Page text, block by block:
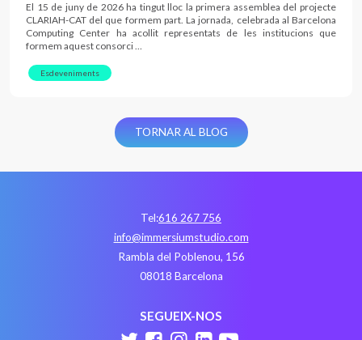
El 15 de juny de 2026 ha tingut lloc la primera assemblea del projecte
CLARIAH-CAT del que formem part. La jornada, celebrada al Barcelona
Computing Center ha acollit representats de les institucions que
formem aquest consorci …
Esdeveniments
TORNAR AL BLOG
Tel:616 267 756
info@immersiumstudio.com
Rambla del Poblenou, 156
08018 Barcelona
SEGUEIX-NOS